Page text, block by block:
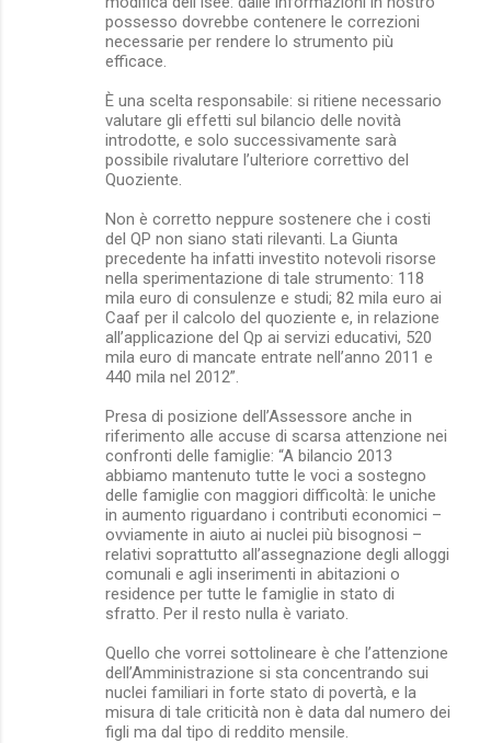
possesso dovrebbe contenere le correzioni
necessarie per rendere lo strumento più
efficace.
È una scelta responsabile: si ritiene necessario
valutare gli effetti sul bilancio delle novità
introdotte, e solo successivamente sarà
possibile rivalutare l’ulteriore correttivo del
Quoziente.
Non è corretto neppure sostenere che i costi
del QP non siano stati rilevanti. La Giunta
precedente ha infatti investito notevoli risorse
nella sperimentazione di tale strumento: 118
mila euro di consulenze e studi; 82 mila euro ai
Caaf per il calcolo del quoziente e, in relazione
all’applicazione del Qp ai servizi educativi, 520
mila euro di mancate entrate nell’anno 2011 e
440 mila nel 2012”.
Presa di posizione dell’Assessore anche in
riferimento alle accuse di scarsa attenzione nei
confronti delle famiglie: “A bilancio 2013
abbiamo mantenuto tutte le voci a sostegno
delle famiglie con maggiori difficoltà: le uniche
in aumento riguardano i contributi economici –
ovviamente in aiuto ai nuclei più bisognosi –
relativi soprattutto all’assegnazione degli alloggi
comunali e agli inserimenti in abitazioni o
residence per tutte le famiglie in stato di
sfratto. Per il resto nulla è variato.
Quello che vorrei sottolineare è che l’attenzione
dell’Amministrazione si sta concentrando sui
nuclei familiari in forte stato di povertà, e la
misura di tale criticità non è data dal numero dei
figli ma dal tipo di reddito mensile.